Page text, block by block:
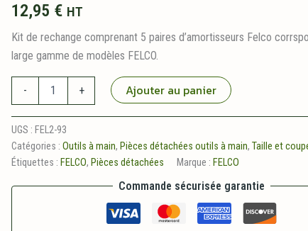
12,95 € HT
Kit de rechange comprenant 5 paires d’amortisseurs Felco
large gamme de modèles FELCO.
-
Amortisseurs
(2/93)
pour
Secateur
+ Ajouter au panier
UGS : FEL2-93
Catégories :Outils à main, Pièces détachées outils à main,Taille et
Étiquettes : FELCO, Pièces détachées Marque : FELCO
Commande sécurisée garantie